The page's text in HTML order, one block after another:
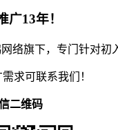
13年！
络旗下，专门针对初
求可联系我们！
维码